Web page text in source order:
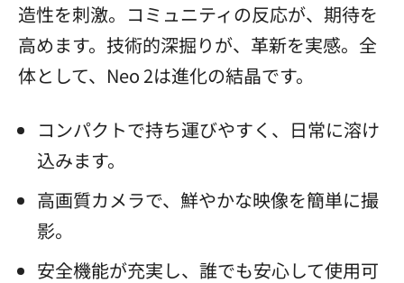
造性を刺激。コミュニティの反応が、期待を
高めます。技術的深掘りが、革新を実感。全
体として、Neo 2は進化の結晶です。
コンパクトで持ち運びやすく、日常に溶け
込みます。
高画質カメラで、鮮やかな映像を簡単に撮
影。
安全機能が充実し、誰でも安心して使用可